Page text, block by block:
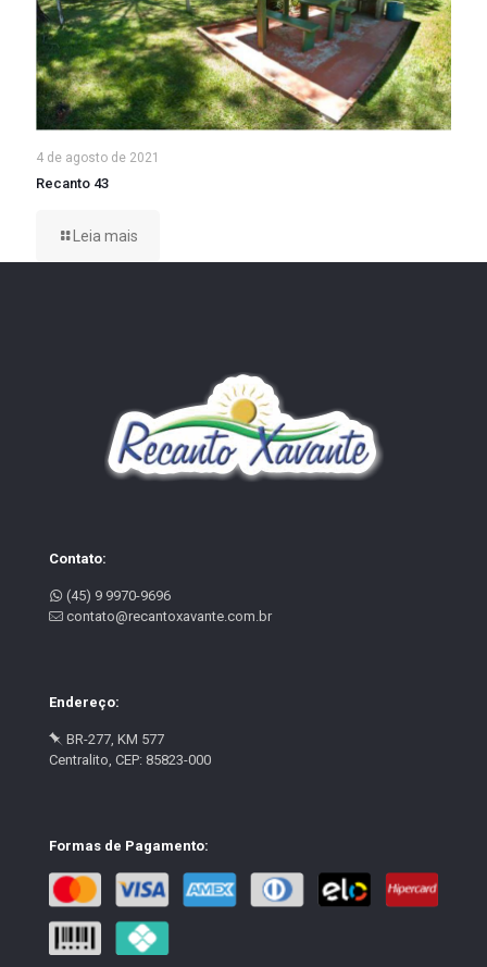
4 de agosto de 2021
Recanto 43
Leia mais
Contato:
(45) 9 9970-9696
contato@recantoxavante.com.br
Endereço:
BR-277, KM 577
Centralito, CEP: 85823-000
Formas de Pagamento: